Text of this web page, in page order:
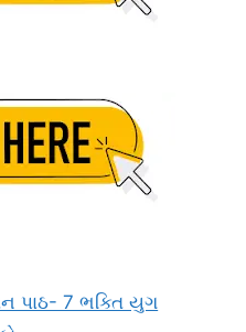
પાઠ- 7 ભક્તિ યુગ